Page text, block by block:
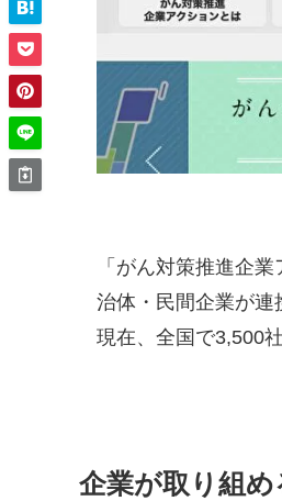
「がん対策推進企
治体・民間企業が連
現在、全国で3,500
企業が取り組